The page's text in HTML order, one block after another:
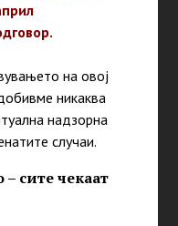
на овој
никаква
надзорна
случаи.
сите чекаат